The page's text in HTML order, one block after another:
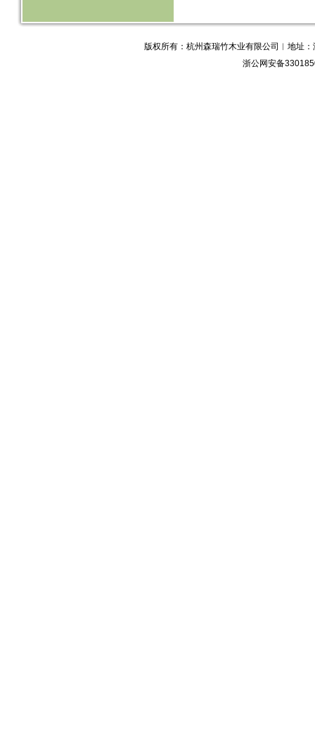
版权所有：杭州森瑞竹木业有限公司︱地址
浙公网安备